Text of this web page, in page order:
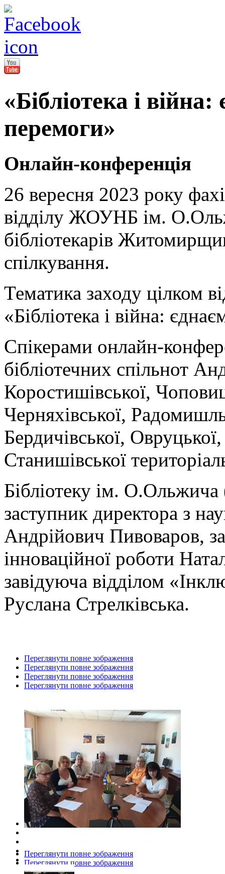
«Бібліотека і
перемоги»
Онлайн-конференція
26 вересня 2023 року
відділу ЖОУНБ ім.
бібліотекарів
спілкування.
Тематика заходу цілком
«Бібліотека і війна:
Спікерами онлайн-
бібліотечних спільнот
Коростишівської,
Черняхівської,
Бердичівської,
Станишівської
Бібліотеку ім. О.Ольжича
заступник директора з
Андрійович Пивоваров,
інноваційної роботи
завідуюча відділом
Руслана Стрелківська.
Переглянути повне зображення
Переглянути повне зображення
Переглянути повне зображення
Переглянути повне зображення
Переглянути повне зображення
Переглянути повне зображення